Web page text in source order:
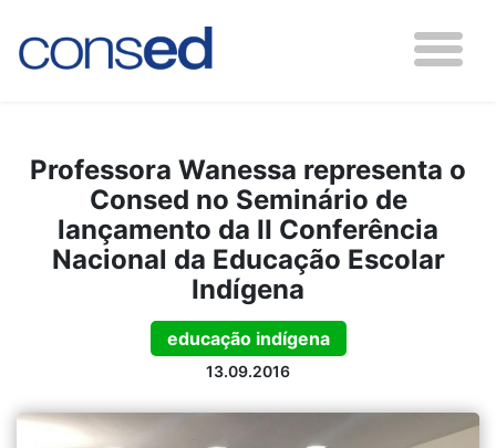
Professora Wanessa representa o
Consed no Seminário de
lançamento da II Conferência
Nacional da Educação Escolar
Indígena
educação indígena
13.09.2016